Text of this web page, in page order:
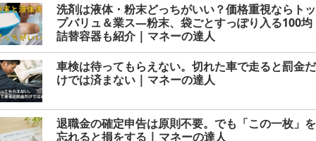
洗剤は液体・粉末どっちがいい？価格重視ならトッ
プバリュ＆業ス―粉末、袋ごとすっぽり入る100均
詰替容器も紹介 | マネーの達人
車検は待ってもらえない。切れた車で走ると罰金だ
けでは済まない | マネーの達人
退職金の確定申告は原則不要。でも「この一枚」を
忘れると損をする | マネーの達人